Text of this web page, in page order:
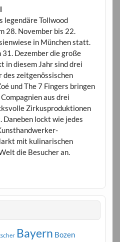
legendäre Tollwood
28. November bis 22.
in München statt.
Dezember die große
in diesem Jahr sind drei
zeitgenössischen
und The 7 Fingers bringen
aus drei
Zirkusproduktionen
Daneben lockt wie jedes
mit kulinarischen
die Besucher an.
Bayern Bozen